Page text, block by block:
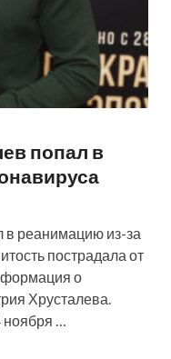
попал в
реанимацию из-за
пострадала от
о
Хрусталева.
ноября …